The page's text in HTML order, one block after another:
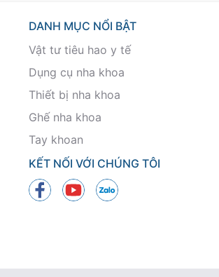
DANH MỤC NỔI BẬT
Vật tư tiêu hao y tế
Dụng cụ nha khoa
Thiết bị nha khoa
Ghế nha khoa
Tay khoan
KẾT NỐI VỚI CHÚNG TÔI